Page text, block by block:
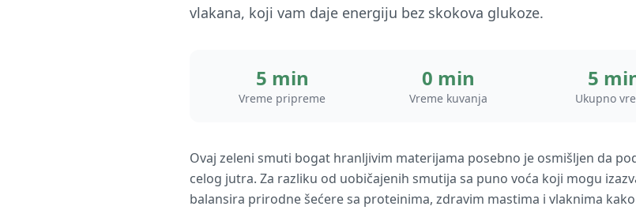
vlakana, koji vam daje energiju bez skokova glukoze.
5 min
Vreme pripreme
0 min
Vreme kuvanja
5
Ukupno
Ovaj zeleni smuti bogat hranljivim materijama posebno je osmišljen da
celog jutra. Za razliku od uobičajenih smutija sa puno voća koji mogu
balansira prirodne šećere sa proteinima, zdravim mastima i vlaknima